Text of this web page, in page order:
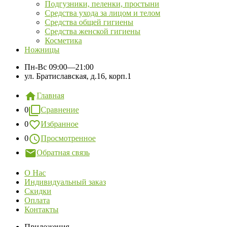
Подгузники, пеленки, простыни
Средства ухода за лицом и телом
Средства общей гигиены
Средства женской гигиены
Косметика
Ножницы
Пн-Вс 09:00—21:00
ул. Братиславская, д.16, корп.1
Главная
0
Сравнение
0
Избранное
0
Просмотренное
Обратная связь
О Нас
Индивидуальный заказ
Скидки
Оплата
Контакты